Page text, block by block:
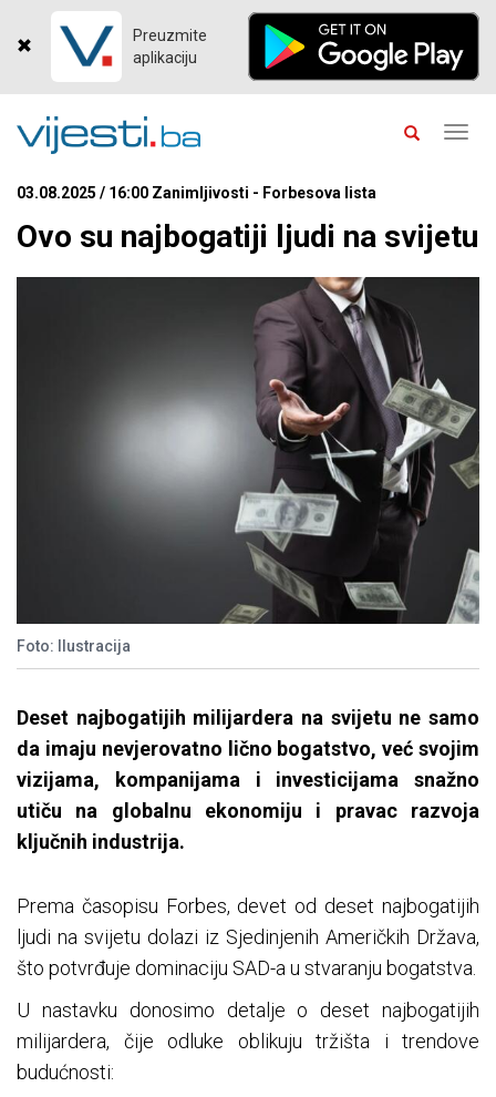
Preuzmite
aplikaciju
03.08.2025 / 16:00 Zanimljivosti - Forbesova lista
Ovo su najbogatiji ljudi na svijetu
Foto: Ilustracija
Deset najbogatijih milijardera na svijetu ne samo
da imaju nevjerovatno lično bogatstvo, već svojim
vizijama, kompanijama i investicijama snažno
utiču na globalnu ekonomiju i pravac razvoja
ključnih industrija.
Prema časopisu Forbes, devet od deset najbogatijih
ljudi na svijetu dolazi iz Sjedinjenih Američkih Država,
što potvrđuje dominaciju SAD-a u stvaranju bogatstva.
U nastavku donosimo detalje o deset najbogatijih
milijardera, čije odluke oblikuju tržišta i trendove
budućnosti: